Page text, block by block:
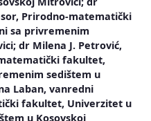
Prirodno-matematički
sa privremenim
dr Milena J. Petrović,
fakultet,
sedištem u
Laban, vanredni
fakultet, Univerzitet u
u Kosovskoj